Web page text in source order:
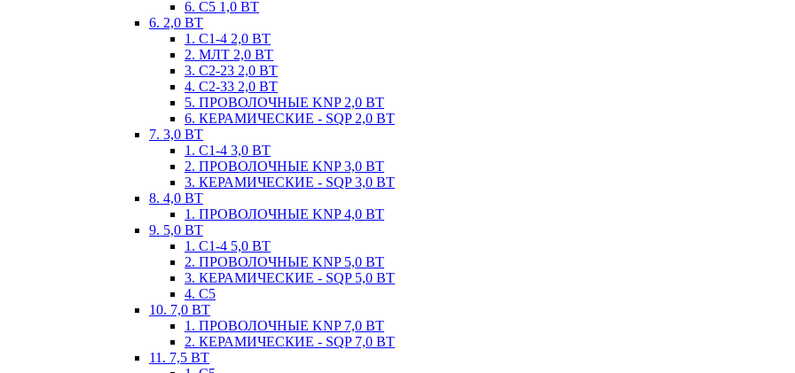
6. С5 1,0 ВТ
6. 2,0 ВТ
1. С1-4 2,0 ВТ
2. МЛТ 2,0 ВТ
3. С2-23 2,0 ВТ
4. С2-33 2,0 ВТ
5. ПРОВОЛОЧНЫЕ KNP 2,0 ВТ
6. КЕРАМИЧЕСКИЕ - SQP 2,0 ВТ
7. 3,0 ВТ
1. С1-4 3,0 ВТ
2. ПРОВОЛОЧНЫЕ KNP 3,0 ВТ
3. КЕРАМИЧЕСКИЕ - SQP 3,0 ВТ
8. 4,0 ВТ
1. ПРОВОЛОЧНЫЕ KNP 4,0 ВТ
9. 5,0 ВТ
1. С1-4 5,0 ВТ
2. ПРОВОЛОЧНЫЕ KNP 5,0 ВТ
3. КЕРАМИЧЕСКИЕ - SQP 5,0 ВТ
4. С5
10. 7,0 ВТ
1. ПРОВОЛОЧНЫЕ KNP 7,0 ВТ
2. КЕРАМИЧЕСКИЕ - SQP 7,0 ВТ
11. 7,5 ВТ